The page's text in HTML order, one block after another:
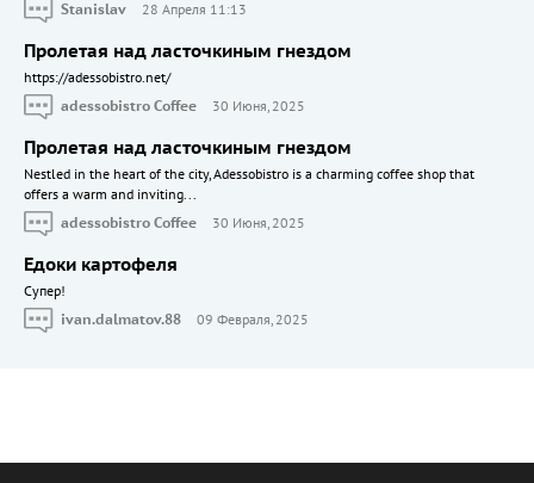
Stanislav
28 Апреля 11:13
Пролетая над ласточкиным гнездом
https://adessobistro.net/
adessobistro Coffee
30 Июня, 2025
Пролетая над ласточкиным гнездом
Nestled in the heart of the city, Adessobistro is a charming coffee shop that
offers a warm and inviting...
adessobistro Coffee
30 Июня, 2025
Едоки картофеля
Cупер!
ivan.dalmatov.88
09 Февраля, 2025